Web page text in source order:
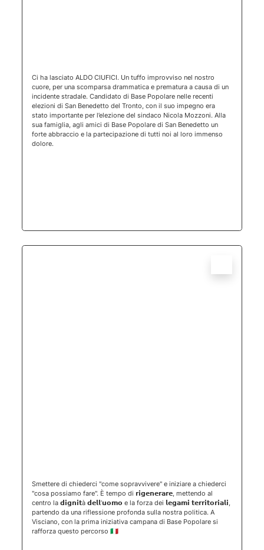
Ci ha lasciato ALDO CIUFICI. Un tuffo improvviso nel nostro
cuore, per una scomparsa drammatica e prematura a causa di un
incidente stradale. Candidato di Base Popolare nelle recenti
elezioni di San Benedetto del Tronto, con il suo impegno era
stato importante per l’elezione del sindaco Nicola Mozzoni. Alla
sua famiglia, agli amici di Base Popolare di San Benedetto un
forte abbraccio e la partecipazione di tutti noi al loro immenso
dolore.
Smettere di chiederci "come sopravvivere" e iniziare a chiederci
"cosa possiamo fare". È tempo di 𝗿𝗶𝗴𝗲𝗻𝗲𝗿𝗮𝗿𝗲, mettendo al
centro la 𝗱𝗶𝗴𝗻𝗶𝘁à 𝗱𝗲𝗹𝗹’𝘂𝗼𝗺𝗼 e la forza dei 𝗹𝗲𝗴𝗮𝗺𝗶 𝘁𝗲𝗿𝗿𝗶𝘁𝗼𝗿𝗶𝗮𝗹𝗶,
partendo da una riflessione profonda sulla nostra politica. A
Visciano, con la prima iniziativa campana di Base Popolare si
rafforza questo percorso 🇮🇹